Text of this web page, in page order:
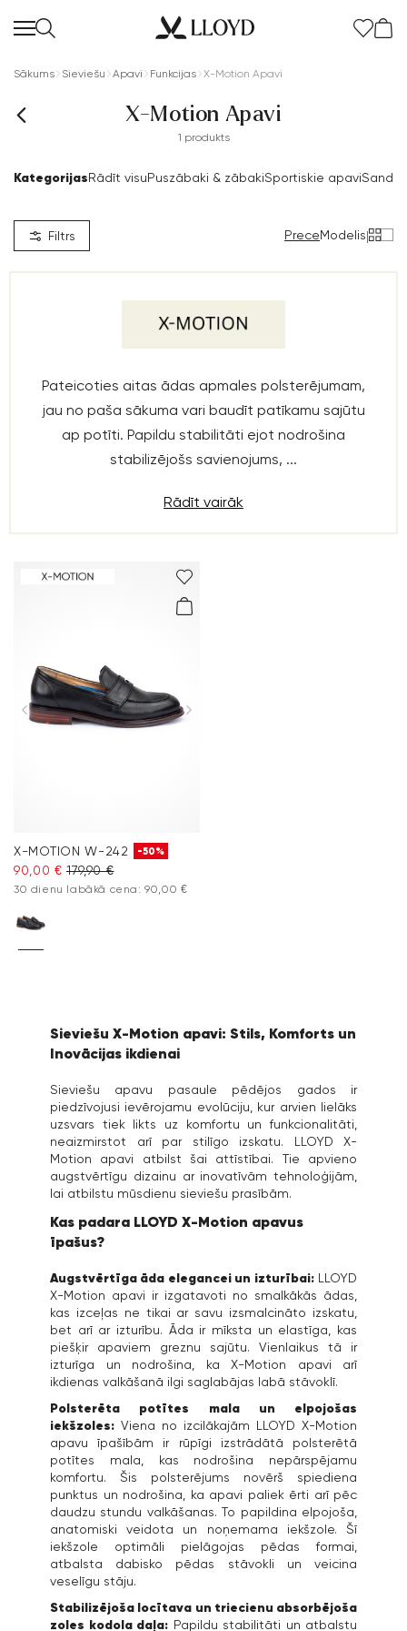
Sākums Sieviešu Apavi Funkcijas X-Motion Apavi
X-Motion Apavi
1 produkts
KategorijasRādīt visuPuszābaki & zābakiSportiskie apavi
Filtrs PreceModelis|
Pateicoties aitas ādas apmales polsterējumam,
jau no paša sākuma vari baudīt patīkamu sajūtu
ap potīti. Papildu stabilitāti ejot nodrošina
stabilizējošs savienojums, ...
Rādīt vairāk
X-MOTION W-242 -50%
90,00 € 179,90 €
30 dienu labākā cena: 90,00 €
Sieviešu X-Motion apavi: Stils, Komforts un
Inovācijas ikdienai
Sieviešu apavu pasaule pēdējos gados ir
piedzīvojusi ievērojamu evolūciju, kur arvien lielāks
uzsvars tiek likts uz komfortu un funkcionalitāti,
neaizmirstot arī par stilīgo izskatu. LLOYD X-
Motion apavi atbilst šai attīstībai. Tie apvieno
augstvērtīgu dizainu ar inovatīvām tehnoloģijām,
lai atbilstu mūsdienu sieviešu prasībām.
Kas padara LLOYD X-Motion apavus
īpašus?
Augstvērtīga āda elegancei un izturībai:LLOYD
X-Motion apavi ir izgatavoti no smalkākās ādas,
kas izceļas ne tikai ar savu izsmalcināto izskatu,
bet arī ar izturību. Āda ir mīksta un elastīga, kas
piešķir apaviem greznu sajūtu. Vienlaikus tā ir
izturīga un nodrošina, ka X-Motion apavi arī
ikdienas valkāšanā ilgi saglabājas labā stāvoklī.
Polsterēta potītes mala un elpojošas
iekšzoles: Viena no izcilākajām LLOYD X-Motion
apavu īpašībām ir rūpīgi izstrādātā polsterētā
potītes mala, kas nodrošina nepārspējamu
komfortu. Šis polsterējums novērš spiediena
punktus un nodrošina, ka apavi paliek ērti arī pēc
daudzu stundu valkāšanas. To papildina elpojoša,
anatomiski veidota un noņemama iekšzole. Šī
iekšzole optimāli pielāgojas pēdas formai,
atbalsta dabisko pēdas stāvokli un veicina
veselīgu stāju.
Stabilizējoša locītava un triecienu absorbējoša
zoles kodola daļa: Papildu stabilitāti un atbalstu